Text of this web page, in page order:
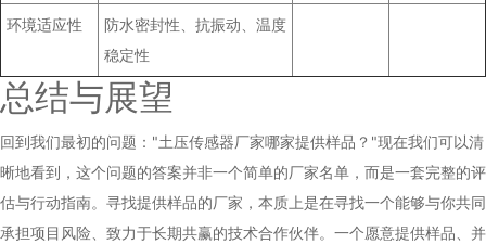
环境适应性
防水密封性、抗振动、温度
稳定性
总结与展望
回到我们最初的问题："土压传感器厂家哪家提供样品？"现在我们可以清
晰地看到，这个问题的答案并非一个简单的厂家名单，而是一套完整的评
估与行动指南。寻找提供样品的厂家，本质上是在寻找一个能够与你共同
承担项目风险、致力于长期共赢的技术合作伙伴。一个愿意提供样品、并